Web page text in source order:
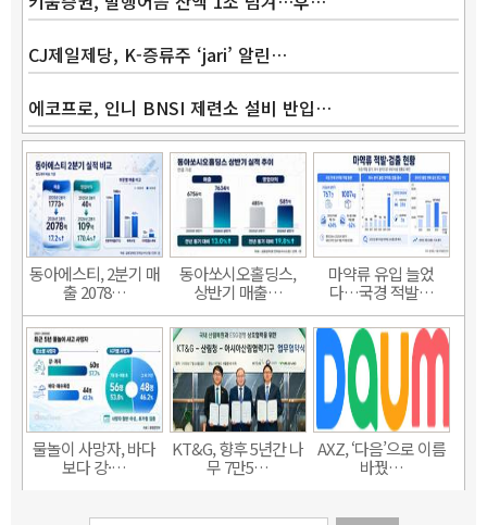
CJ제일제당, K-증류주 ‘jari’ 알린…
에코프로, 인니 BNSI 제련소 설비 반입…
동아에스티, 2분기 매
출 2078…
동아쏘시오홀딩스,
상반기 매출…
마약류 유입 늘었
다…국경 적발…
물놀이 사망자, 바다
보다 강·…
KT&G, 향후 5년간 나
무 7만5…
AXZ, ‘다음’으로 이름
바꿨…